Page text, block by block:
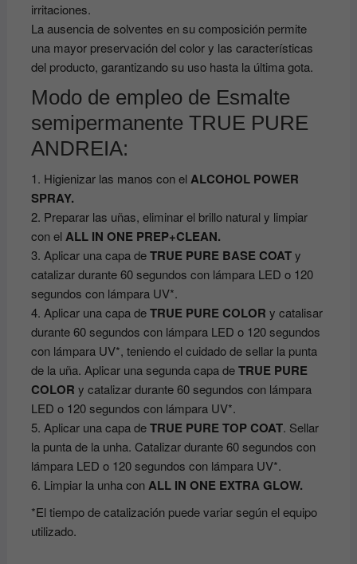
irritaciones.
La ausencia de solventes en su composición permite
una mayor preservación del color y las características
del producto, garantizando su uso hasta la última gota.
Modo de empleo de Esmalte
semipermanente TRUE PURE
ANDREIA:
1. Higienizar las manos con el ALCOHOL POWER
SPRAY.
2. Preparar las uñas, eliminar el brillo natural y limpiar
con el ALL IN ONE PREP+CLEAN.
3. Aplicar una capa deTRUE PURE BASE COATy
catalizar durante 60 segundos con lámpara LED o 120
segundos con lámpara UV*.
4. Aplicar una capa deTRUE PURE COLOR y catalisar
durante 60 segundos con lámpara LED o 120 segundos
con lámpara UV*, teniendo el cuidado de sellar la punta
de la uña. Aplicar una segunda capa deTRUE PURE
COLOR y catalizar durante 60 segundos con lámpara
LED o 120 segundos con lámpara UV*.
5. Aplicar una capa deTRUE PURE TOP COAT. Sellar
la punta de la unha. Catalizar durante 60 segundos con
lámpara LED o 120 segundos con lámpara UV*.
6. Limpiar la unha conALL IN ONE EXTRA GLOW.
*El tiempo de catalización puede variar según el equipo
utilizado.